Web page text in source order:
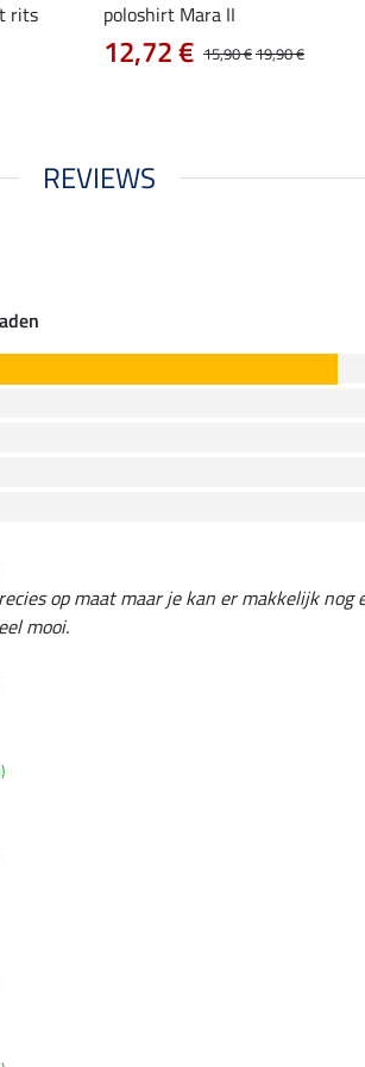
rits poloshirt Mara II
15,90 €19,90 €
12,72 €
REVIEWS
op maat maar je kan er makkelijk nog
mooi.